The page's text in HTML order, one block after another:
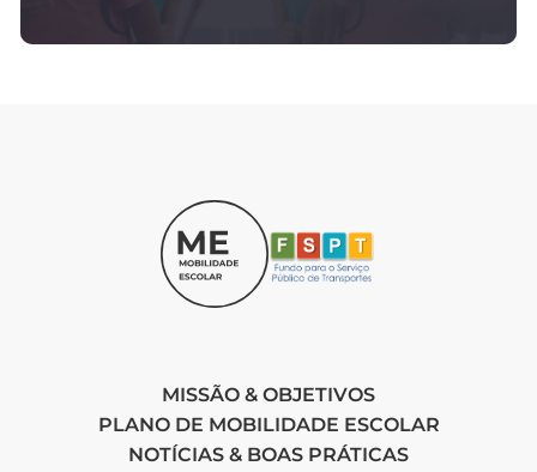
MISSÃO & OBJETIVOS
PLANO DE MOBILIDADE ESCOLAR
NOTÍCIAS & BOAS PRÁTICAS